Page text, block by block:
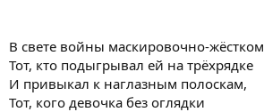
В свете войны маскировочно-жёстком
Тот, кто подыгрывал ей на трёхрядке
И привыкал к наглазным полоскам,
Тот, кого девочка без оглядки